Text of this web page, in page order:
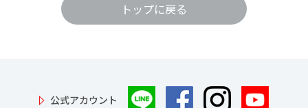
トップに戻る
公式アカウント